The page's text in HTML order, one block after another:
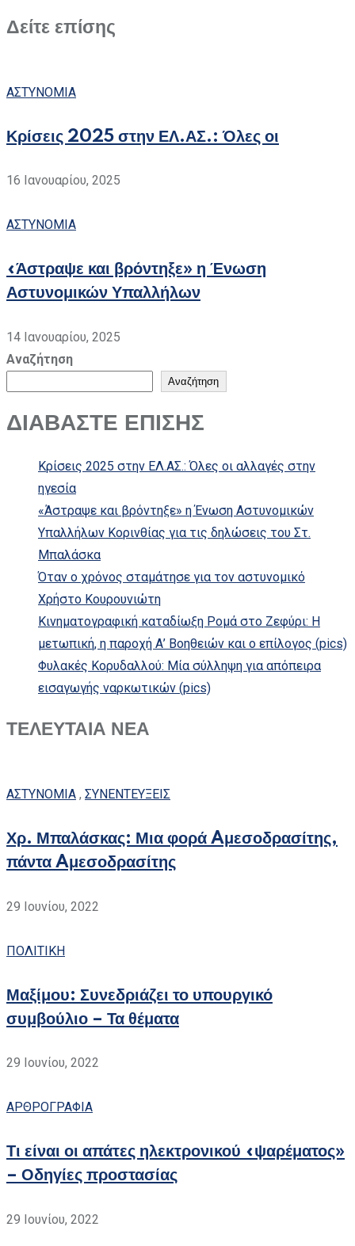
Δείτε επίσης
ΑΣΤΥΝΟΜΙΑ
Κρίσεις 2025 στην ΕΛ.ΑΣ.: Όλες οι
16 Ιανουαρίου, 2025
ΑΣΤΥΝΟΜΙΑ
«Άστραψε και βρόντηξε» η Ένωση
Αστυνομικών Υπαλλήλων
14 Ιανουαρίου, 2025
Αναζήτηση
Αναζήτηση
ΔΙΑΒΑΣΤΕ ΕΠΙΣΗΣ
Κρίσεις 2025 στην ΕΛ.ΑΣ.: Όλες οι αλλαγές στην
ηγεσία
«Άστραψε και βρόντηξε» η Ένωση Αστυνομικών
Υπαλλήλων Κορινθίας για τις δηλώσεις του Στ.
Μπαλάσκα
Όταν ο χρόνος σταμάτησε για τον αστυνομικό
Χρήστο Κουρουνιώτη
Κινηματογραφική καταδίωξη Ρομά στο Ζεφύρι: Η
μετωπική, η παροχή Α’ Βοηθειών και ο επίλογος (pics)
Φυλακές Κορυδαλλού: Μία σύλληψη για απόπειρα
εισαγωγής ναρκωτικών (pics)
ΤΕΛΕΥΤΑΙΑ ΝΕΑ
ΑΣΤΥΝΟΜΙΑ , ΣΥΝΕΝΤΕΥΞΕΙΣ
Χρ. Μπαλάσκας: Μια φορά Aμεσοδρασίτης,
πάντα Aμεσοδρασίτης
29 Ιουνίου, 2022
ΠΟΛΙΤΙΚΗ
Μαξίμου: Συνεδριάζει το υπουργικό
συμβούλιο – Τα θέματα
29 Ιουνίου, 2022
ΑΡΘΡΟΓΡΑΦΙΑ
Τι είναι οι απάτες ηλεκτρονικού «ψαρέματος»
– Οδηγίες προστασίας
29 Ιουνίου, 2022